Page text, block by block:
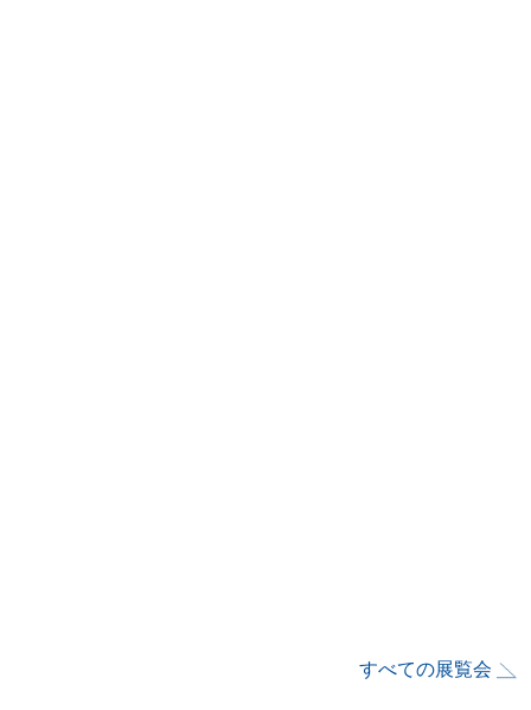
すべての展覧会